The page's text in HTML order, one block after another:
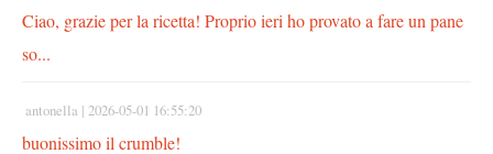
Ciao, grazie per la ricetta! Proprio ieri ho provato a fare un pane
so...
antonella | 2026-05-01 16:55:20
buonissimo il crumble!